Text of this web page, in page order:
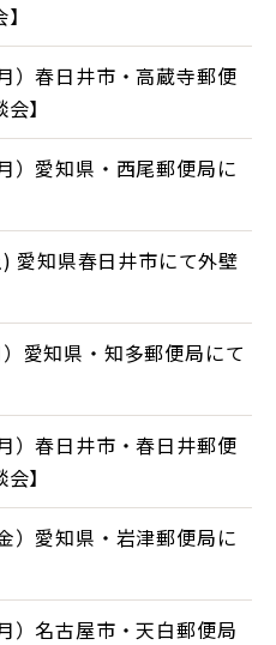
）春日井市・高蔵寺郵便
】
）愛知県・西尾郵便局に
愛知県春日井市にて外壁
愛知県・知多郵便局にて
）春日井市・春日井郵便
】
）愛知県・岩津郵便局に
）名古屋市・天白郵便局